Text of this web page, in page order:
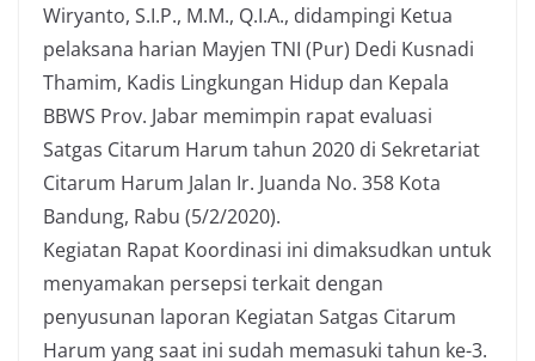
Wiryanto, S.I.P., M.M., Q.I.A., didampingi Ketua
pelaksana harian Mayjen TNI (Pur) Dedi Kusnadi
Thamim, Kadis Lingkungan Hidup dan Kepala
BBWS Prov. Jabar memimpin rapat evaluasi
Satgas Citarum Harum tahun 2020 di Sekretariat
Citarum Harum Jalan Ir. Juanda No. 358 Kota
Bandung, Rabu (5/2/2020).
Kegiatan Rapat Koordinasi ini dimaksudkan untuk
menyamakan persepsi terkait dengan
penyusunan laporan Kegiatan Satgas Citarum
Harum yang saat ini sudah memasuki tahun ke-3.